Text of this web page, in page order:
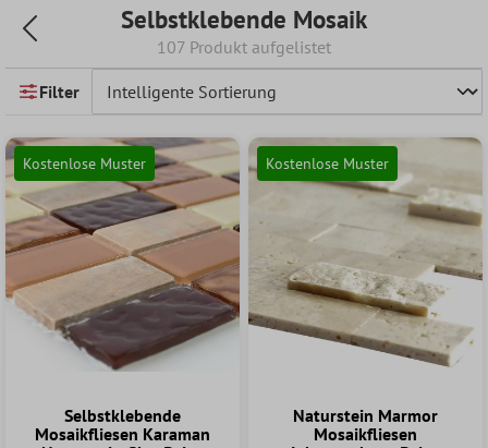
Selbstklebende Mosaik
107 Produkt aufgelistet
Filter
Kostenlose Muster
Selbstklebende
Mosaikfliesen Karaman
Kostenlose Muster
Naturstein Marmor
Mosaikfliesen